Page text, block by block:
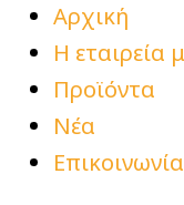
Αρχική
Η εταιρεία
Προϊόντα
Νέα
Επικοινωνία